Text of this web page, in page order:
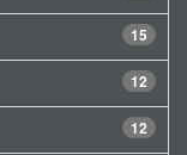
15
12
12